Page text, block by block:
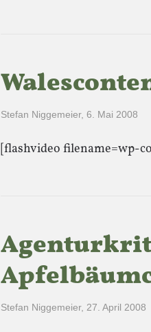
Stefan Niggemeier, 6. Mai 2008
[flashvideo filename=wp-
Stefan Niggemeier, 27. April 2008